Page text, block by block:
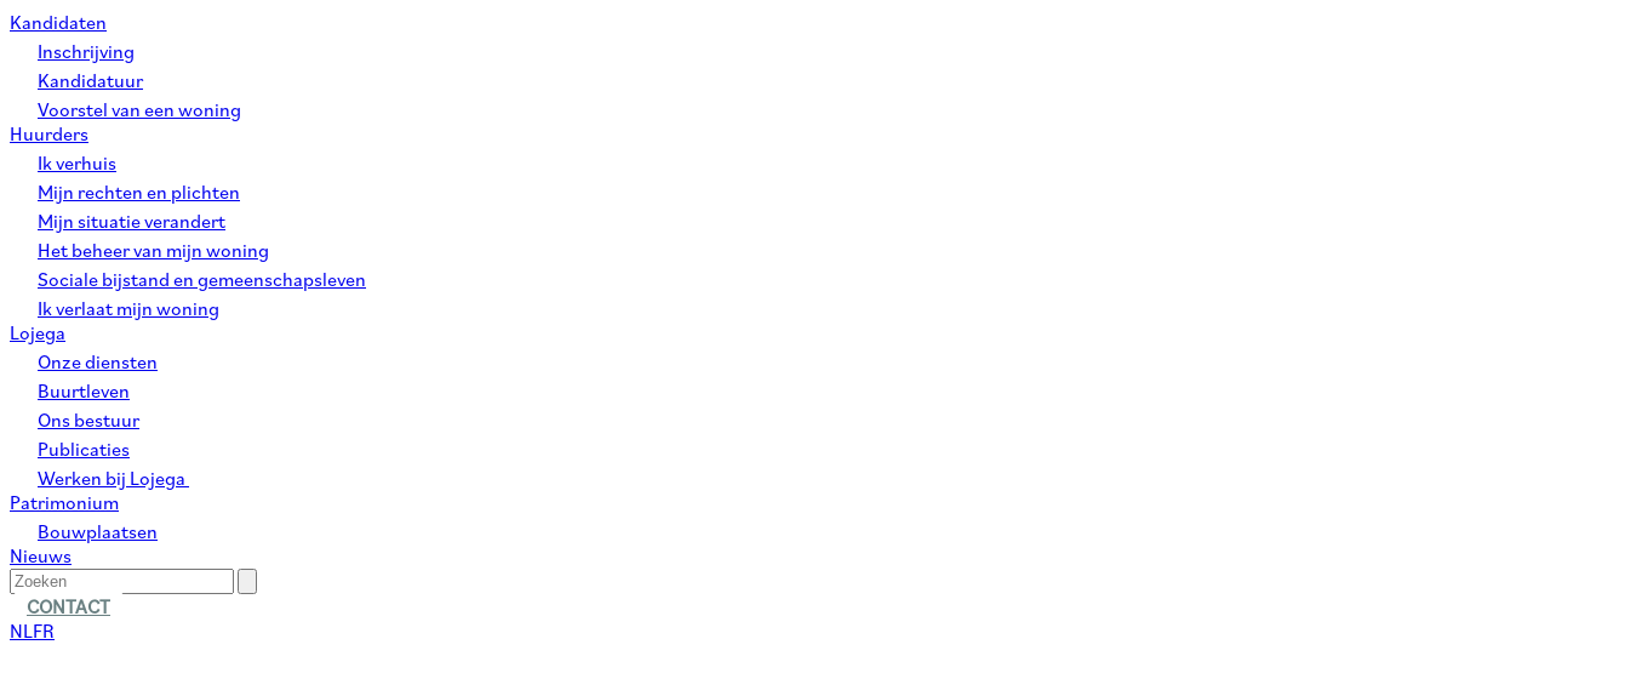
Kandidaten
Inschrijving
Kandidatuur
Voorstel van een woning
Huurders
Ik verhuis
Mijn rechten en plichten
Mijn situatie verandert
Het beheer van mijn woning
Sociale bijstand en gemeenschapsleven
Ik verlaat mijn woning
Lojega
Onze diensten
Buurtleven
Ons bestuur
Publicaties
Werken bij Lojega
Patrimonium
Bouwplaatsen
Nieuws
CONTACT
NLFR